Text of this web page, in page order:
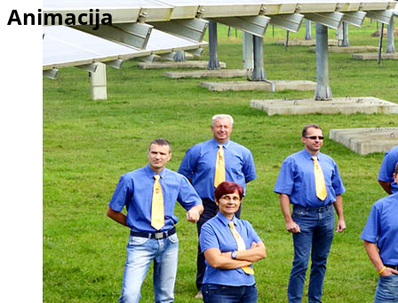
Animacija